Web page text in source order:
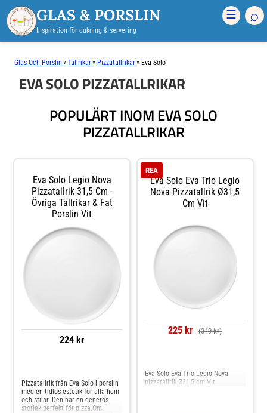
GLAS & PORSLIN
Inspiration för dukning & servering
☰ ⌕
Glas Och Porslin »Tallrikar » Pizzatallrikar » Eva Solo
EVA SOLO PIZZATALLRIKAR
POPULÄRT INOM EVA SOLO
PIZZATALLRIKAR
Eva Solo Legio Nova
Pizzatallrik 31,5 Cm -
Övriga Tallrikar & Fat
Porslin Vit
224 kr
Pizzatallrik från Eva Solo i porslin
med en tidlös estetik för alla hem
och stilar. Den har en generös
storlek perfekt för pizza.Om
Eva Solo Eva Trio Legio
Nova Pizzatallrik Ø31,5
Cm Vit
REA
225 kr (349 kr)
Eva Solo Eva Trio Legio Nova
pizzatallrik Ø31,5 cm Vit